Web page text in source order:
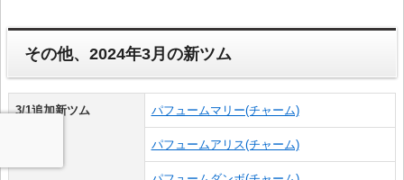
その他、2024年3月の新ツム
3/1追加新ツム パフュームマリー(チャーム)
パフュームアリス(チャーム)